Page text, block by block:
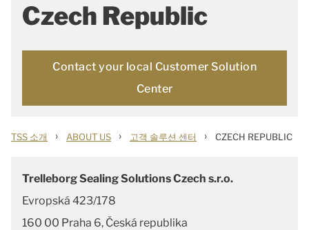
Czech Republic
Contact your local Customer Solution
Center
TSS 소개 › ABOUT US › 고객 솔루션 센터 › CZECH REPUBLIC
Trelleborg Sealing Solutions Czech s.r.o.
Evropská 423/178
160 00 Praha 6, Česká republika